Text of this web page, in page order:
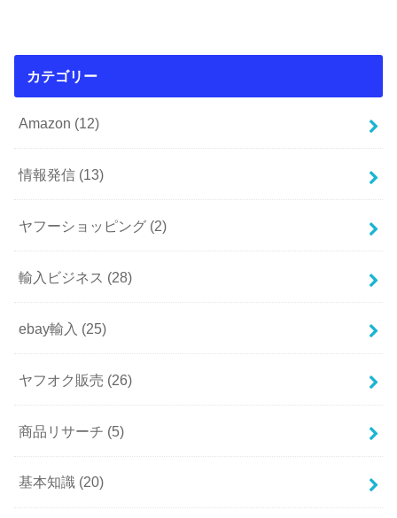
カテゴリー
Amazon (12)
情報発信 (13)
ヤフーショッピング (2)
輸入ビジネス (28)
ebay輸入 (25)
ヤフオク販売 (26)
商品リサーチ (5)
基本知識 (20)